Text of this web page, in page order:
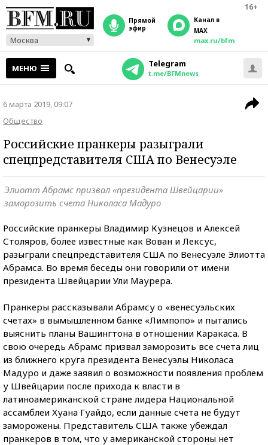
16+
Москва
прямой
эфир
Канал в
MAX
max.ru/bfm
МЕНЮ Telegram
t.me/BFMnews
6 марта 2019, 09:07
Общество
Российские пранкеры разыграли
спецпредставителя США по Венесуэле
Элиотт Абрамс призвал «президента Швейцарии»
заморозить счета Николаса Мадуро
Российские пранкеры Владимир Кузнецов и Алексей
Столяров, более известные как Вован и Лексус,
разыграли спецпредставителя США по Венесуэле Элиотта
Абрамса. Во время беседы они говорили от имени
президента Швейцарии Ули Маурера.
Пранкеры рассказывали Абрамсу о «венесуэльских
счетах» в вымышленном банке «Лимпопо» и пытались
выяснить планы Вашингтона в отношении Каракаса. В
свою очередь Абрамс призвал заморозить все счета лиц
из ближнего круга президента Венесуэлы Николаса
Мадуро и даже заявил о возможности появления проблем
у Швейцарии после прихода к власти в
латиноамериканской стране лидера Национальной
ассамблеи Хуана Гуайдо, если данные счета не будут
заморожены. Представитель США также убеждал
пранкеров в том, что у американской стороны нет